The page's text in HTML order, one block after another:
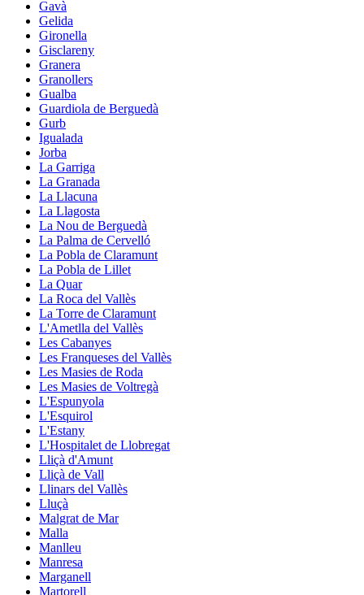
Gavà
Gelida
Gironella
Gisclareny
Granera
Granollers
Gualba
Guardiola de Berguedà
Gurb
Igualada
Jorba
La Garriga
La Granada
La Llacuna
La Llagosta
La Nou de Berguedà
La Palma de Cervelló
La Pobla de Claramunt
La Pobla de Lillet
La Quar
La Roca del Vallès
La Torre de Claramunt
L'Ametlla del Vallès
Les Cabanyes
Les Franqueses del Vallès
Les Masies de Roda
Les Masies de Voltregà
L'Espunyola
L'Esquirol
L'Estany
L'Hospitalet de Llobregat
Lliçà d'Amunt
Lliçà de Vall
Llinars del Vallès
Lluçà
Malgrat de Mar
Malla
Manlleu
Manresa
Marganell
Martorell